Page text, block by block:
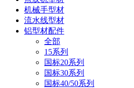
机械手型材
流水线型材
铝型材配件
全部
15系列
国标20系列
国标30系列
国标40/50系列